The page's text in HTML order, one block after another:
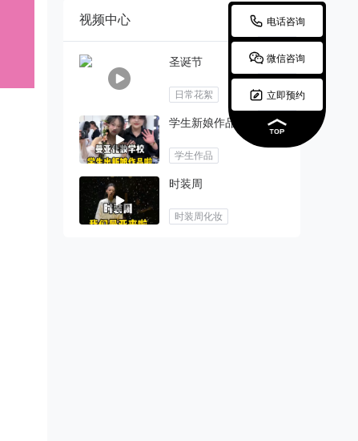
 电话咨询
 微信咨询
 立即预约
视频中心
圣诞节
日常花絮
学生新娘作品
学生作品
时装周
时装周化妆